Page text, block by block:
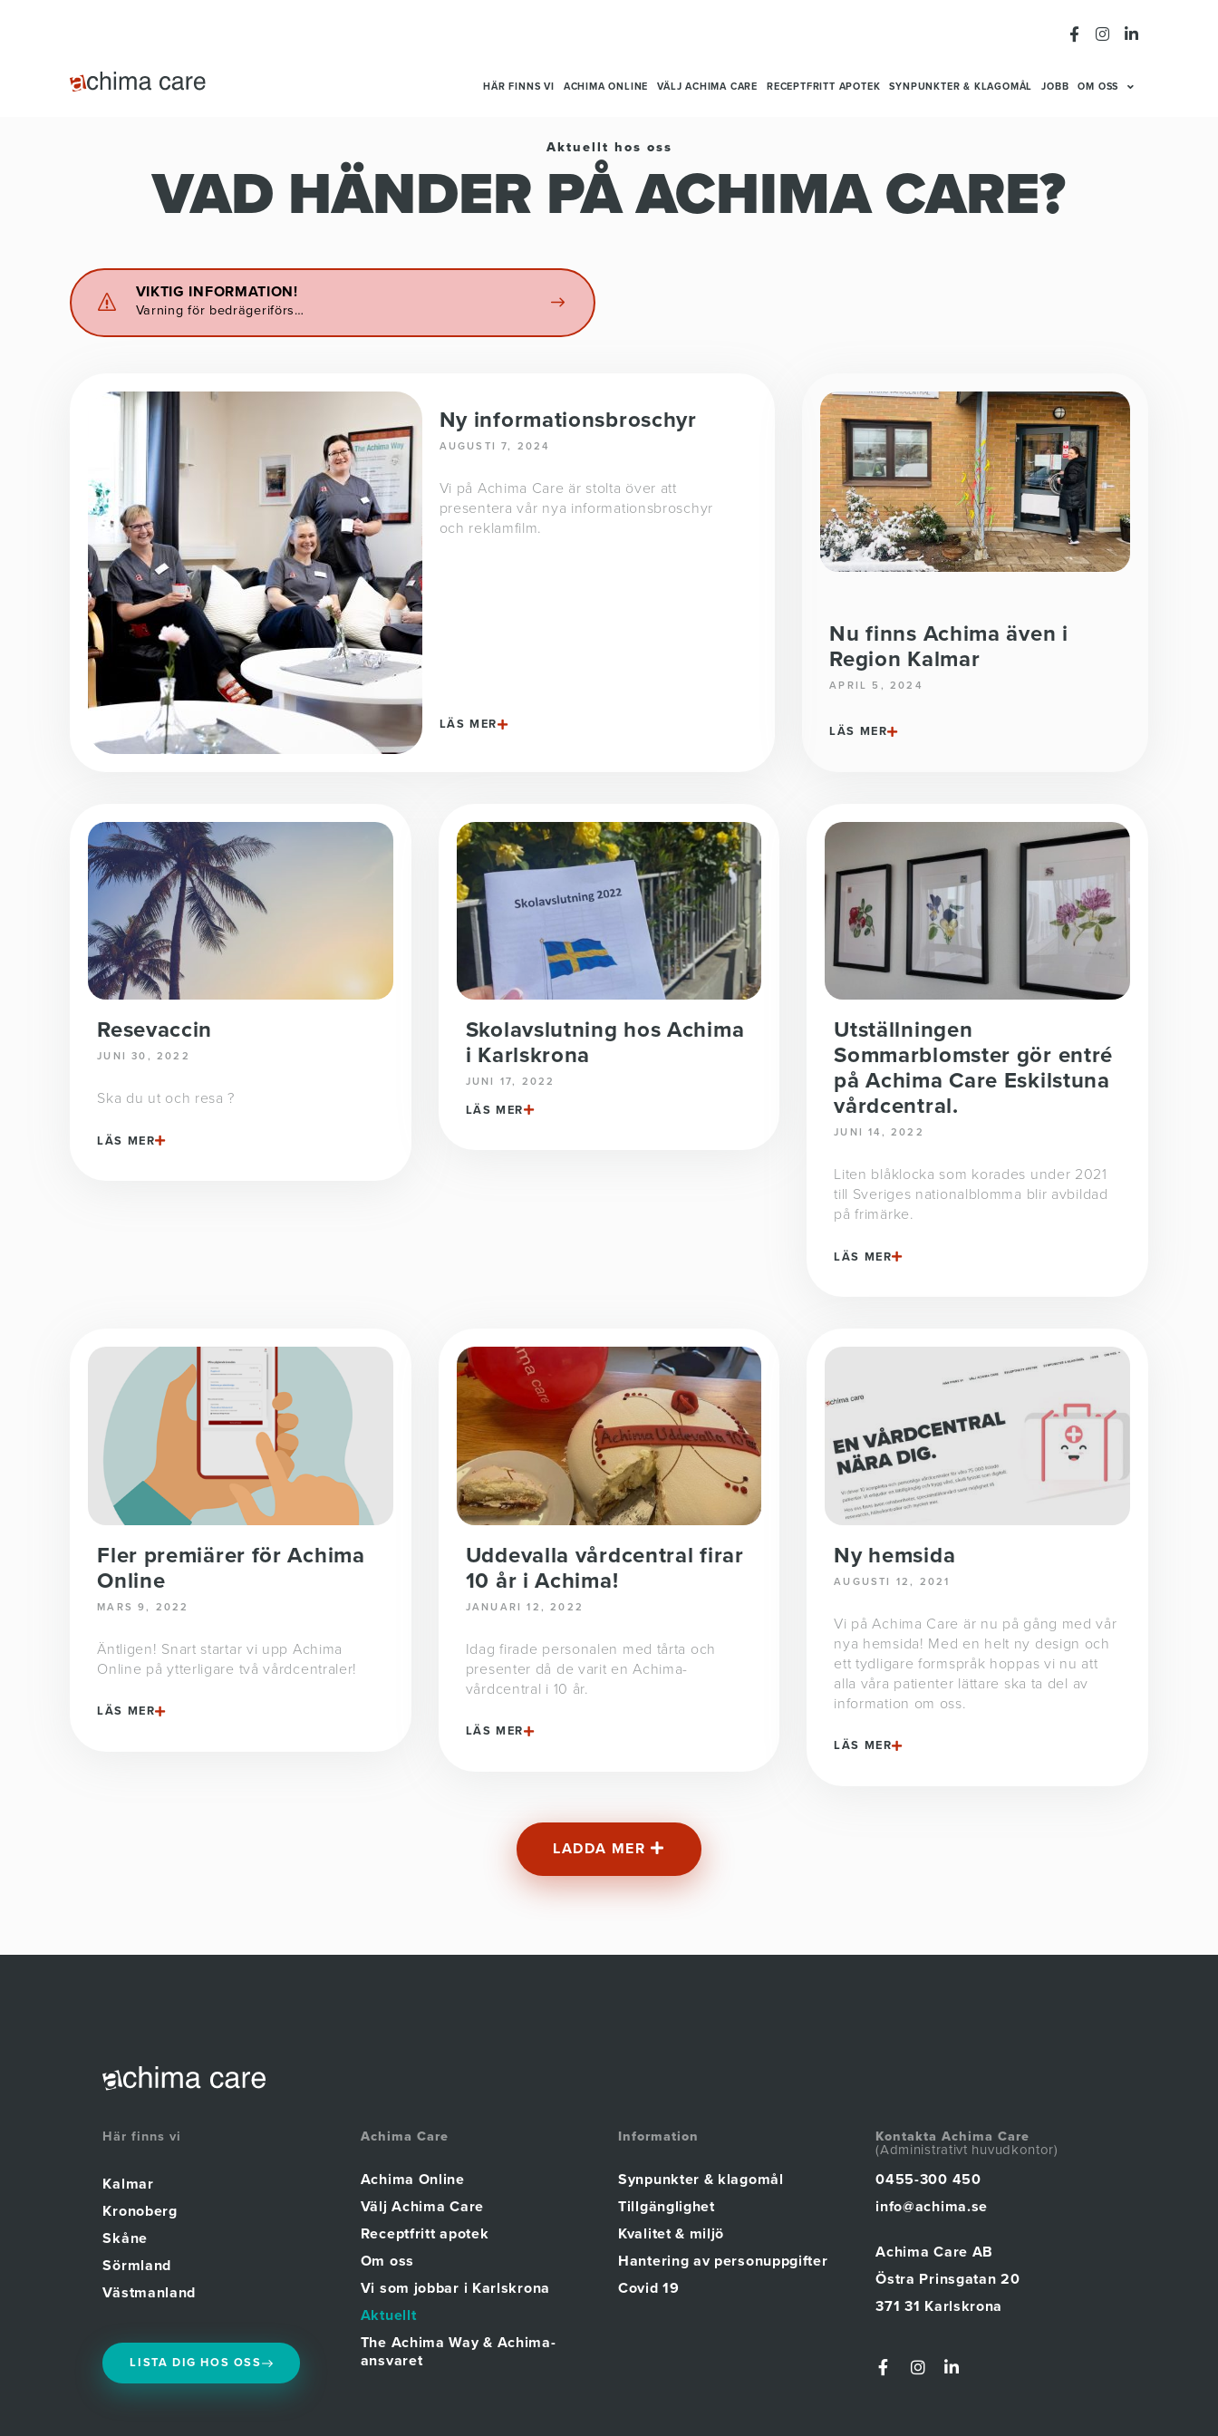
HÄR FINNS VI ACHIMA ONLINE VÄLJ ACHIMA CARE RECEPTFRITT APOTEK SYNPUNKTER & KLAGOMÅL JOBB OM OSS
Aktuellt hos oss
VAD HÄNDER PÅ ACHIMA CARE?
VIKTIG INFORMATION!
Varning för bedrägeriförs…
Ny informationsbroschyr
AUGUSTI 7, 2024
Vi på Achima Care är stolta över att
presentera vår nya informationsbroschyr
och reklamfilm.
LÄS MER
Nu finns Achima även i
Region Kalmar
APRIL 5, 2024
LÄS MER
Resevaccin
JUNI 30, 2022
Ska du ut och resa ?
LÄS MER
Skolavslutning hos Achima
i Karlskrona
JUNI 17, 2022
LÄS MER
Utställningen
Sommarblomster gör entré
på Achima Care Eskilstuna
vårdcentral.
JUNI 14, 2022
Liten blåklocka som korades under 2021
till Sveriges nationalblomma blir avbildad
på frimärke.
LÄS MER
Fler premiärer för Achima
Online
MARS 9, 2022
Äntligen! Snart startar vi upp Achima
Online på ytterligare två vårdcentraler!
LÄS MER
Uddevalla vårdcentral firar
10 år i Achima!
JANUARI 12, 2022
Idag firade personalen med tårta och
presenter då de varit en Achima-
vårdcentral i 10 år.
LÄS MER
Ny hemsida
AUGUSTI 12, 2021
Vi på Achima Care är nu på gång med vår
nya hemsida! Med en helt ny design och
ett tydligare formspråk hoppas vi nu att
alla våra patienter lättare ska ta del av
information om oss.
LÄS MER
LADDA MER
Här finns vi
Kalmar
Kronoberg
Skåne
Sörmland
Västmanland
LISTA DIG HOS OSS
Achima Care
Achima Online
Välj Achima Care
Receptfritt apotek
Om oss
Vi som jobbar i Karlskrona
Aktuellt
The Achima Way & Achima-
ansvaret
Information
Synpunkter & klagomål
Tillgänglighet
Kvalitet & miljö
Hantering av personuppgifter
Covid 19
Kontakta Achima Care
(Administrativt huvudkontor)
0455-300 450
info@achima.se
Achima Care AB
Östra Prinsgatan 20
371 31 Karlskrona